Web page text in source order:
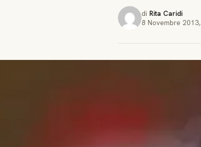
di Rita Caridi
8 Novembre 2013,